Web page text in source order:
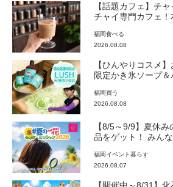
【話題カフェ】チ
チャイ専門カフェ！
ン（福岡市南区）【
福岡食べる
2026.08.08
【ひんやりコスメ
限定かき氷ソープ＆
福岡 買う
2026.08.08
【8/5～9/9】夏休
品をゲット！ みん
レンジ【一人一花
福岡 イベント暮らす
2026.08.07